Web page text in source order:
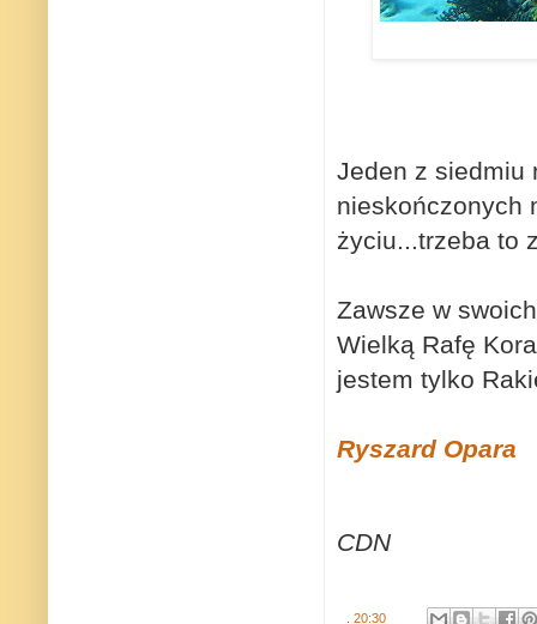
Jeden z siedmiu
nieskończonych
życiu...trzeba to
Zawsze w
Wielką Rafę
jestem tylko
Ryszard Opara
CDN
20:30